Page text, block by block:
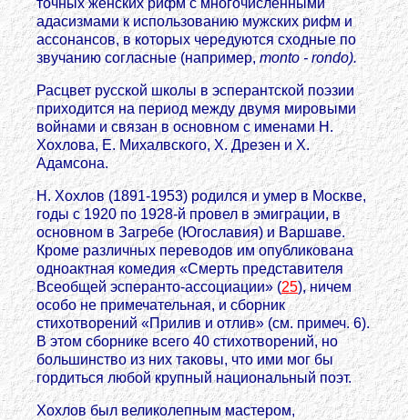
точных женских рифм с многочисленными
адасизмами к использованию мужских рифм и
ассонансов, в которых чередуются сходные по
звучанию согласные (например,monto - rondo).
Расцвет русской школы в эсперантской поэзии
приходится на период между двумя мировыми
войнами и связан в основном с именами Н.
Хохлова, Е. Михалвского, X. Дрезен и X.
Адамсона.
Н. Хохлов (1891-1953) родился и умер в Москве,
годы с 1920 по 1928-й провел в эмиграции, в
основном в Загребе (Югославия) и Варшаве.
Кроме различных переводов им опубликована
одноактная комедия «Смерть представителя
Всеобщей эсперанто-ассоциации» (25), ничем
особо не примечательная, и сборник
стихотворений «Прилив и отлив» (см. примеч. 6).
В этом сборнике всего 40 стихотворений, но
большинство из них таковы, что ими мог бы
гордиться любой крупный национальный поэт.
Хохлов был великолепным мастером,